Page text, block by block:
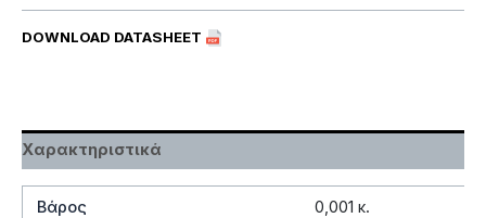
DOWNLOAD DATASHEET
Χαρακτηριστικά
Βάρος 0,001 κ.